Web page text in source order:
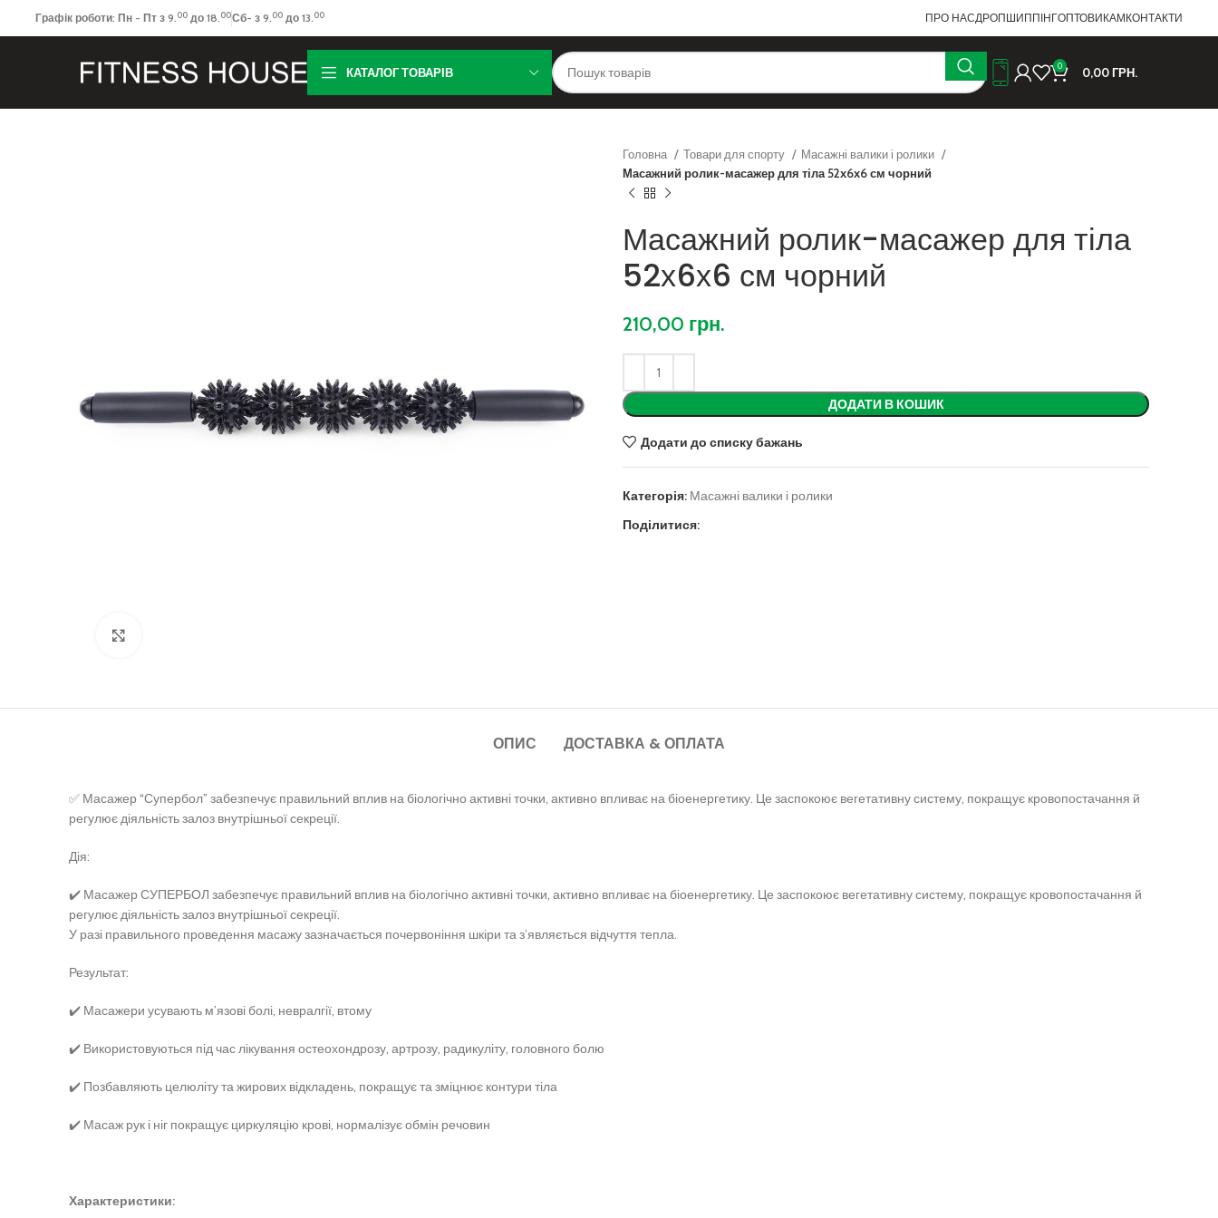
Графік роботи: Пн - Пт з 9.00до 18.00Сб- з 9.00до 13.00 ПРО НАСДРОПШИППІНГОПТОВИКАМКОНТАКТИ
КАТАЛОГ ТОВАРІВ 0 0,00ГРН.
Головна Товари для спорту
Масажні валики і ролики
Масажний ролик-масажер для тіла 52х6х6 см чорний
Масажний ролик-масажер для тіла
52х6х6 см чорний
210,00 грн.
ДОДАТИ В КОШИК
Додати до списку бажань
Категорія: Масажні валики і ролики
Поділитися:
ОПИС ДОСТАВКА & ОПЛАТА
✅ Масажер “Супербол” забезпечує правильний вплив на біологічно активні точки, активно впливає на біоенергетику. Це заспокоює вегетативну систему, покращує кровопостачання й
регулює діяльність залоз внутрішньої секреції.
Дія:
✔️ Масажер СУПЕРБОЛ забезпечує правильний вплив на біологічно активні точки, активно впливає на біоенергетику. Це заспокоює вегетативну систему, покращує кровопостачання й
регулює діяльність залоз внутрішньої секреції.
У разі правильного проведення масажу зазначається почервоніння шкіри та з’являється відчуття тепла.
Результат:
✔️ Масажери усувають м’язові болі, невралгії, втому
✔️ Використовуються під час лікування остеохондрозу, артрозу, радикуліту, головного болю
✔️ Позбавляють целюліту та жирових відкладень, покращує та зміцнює контури тіла
✔️ Масаж рук і ніг покращує циркуляцію крові, нормалізує обмін речовин
Характеристики: